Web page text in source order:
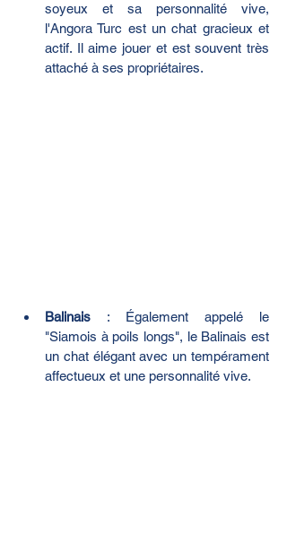
soyeux et sa personnalité vive,
l'Angora Turc est un chat gracieux et
actif. Il aime jouer et est souvent très
attaché à ses propriétaires.
Balinais : Également appelé le
"Siamois à poils longs", le Balinais est
un chat élégant avec un tempérament
affectueux et une personnalité vive.